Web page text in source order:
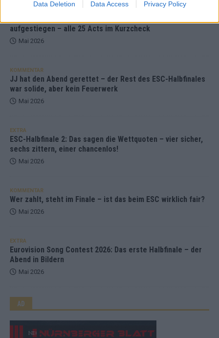
Data Deletion Data Access Privacy Policy
aufgestiegen – alle 25 Acts im Kurzcheck
Mai 2026
KOMMENTAR
JJ hat den Abend gerettet – der Rest des ESC-Halbfinales
war solide, aber kein Feuerwerk
Mai 2026
EXTRA
ESC-Halbfinale 2: Das sagen die Wettquoten – vier sicher,
sechs zittern, einer chancenlos!
Mai 2026
KOMMENTAR
Wer zahlt, steht im Finale – ist das beim ESC wirklich fair?
Mai 2026
EXTRA
Eurovision Song Contest 2026: Das erste Halbfinale – der
Abend in Bildern
Mai 2026
AD